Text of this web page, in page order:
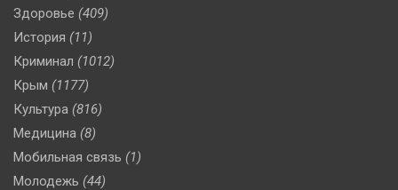
Здоровье (409)
История (11)
Криминал (1012)
Крым (1177)
Культура (816)
Медицина (8)
Мобильная связь (1)
Молодежь (44)